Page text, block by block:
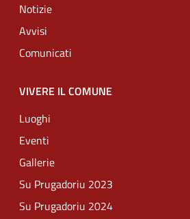
Notizie
Avvisi
Comunicati
VIVERE IL COMUNE
Luoghi
Eventi
Gallerie
Su Prugadoriu 2023
Su Prugadoriu 2024